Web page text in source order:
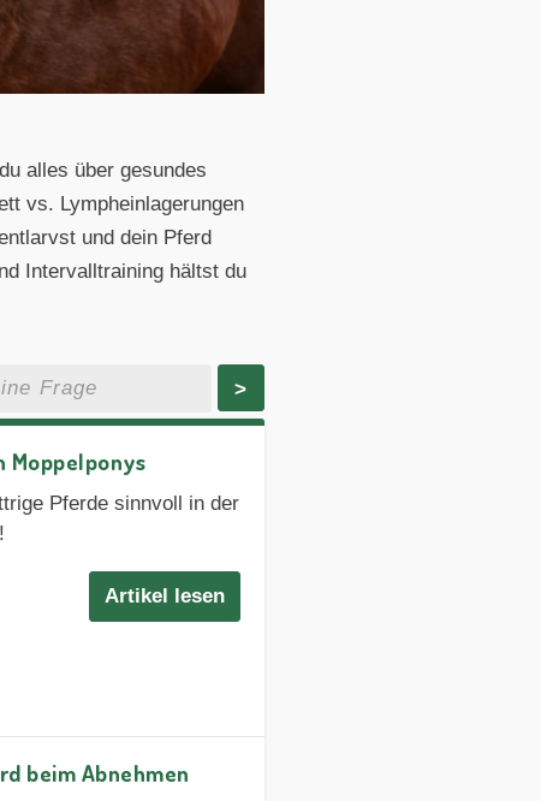
alles über gesundes
vs. Lympheinlagerungen
und dein Pferd
Intervalltraining hältst du
>
Moppelponys
Pferde sinnvoll in der
Artikel lesen
beim Abnehmen